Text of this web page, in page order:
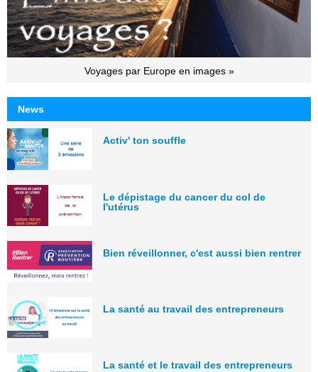
Voyages par Europe en images »
News
Activ' ton souffle
Le dépistage du cancer du col de
l'utérus
Bien réveillonner, c'est aussi bien rentrer
La santé au travail des entrepreneurs
La santé et le travail des entrepreneurs